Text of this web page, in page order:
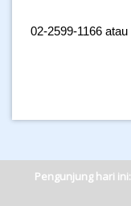
02-2599-1166 atau
Pengunjung hari ini: